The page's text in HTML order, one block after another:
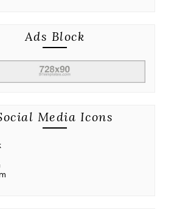
Ads Block
Media Icons